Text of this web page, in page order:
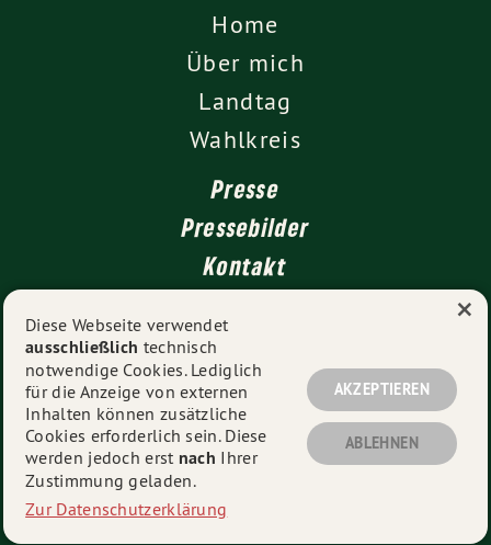
Home
Über mich
Landtag
Wahlkreis
Presse
Pressebilder
Kontakt
Impressum
Datenschutz
© 2026 Daniel Lede Abal MdL - Alle Rechte vorbehalten.
Diese Webseite verwendet
ausschließlich technisch
notwendige Cookies. Lediglich
für die Anzeige von externen
Inhalten können zusätzliche
Cookies erforderlich sein. Diese
werden jedoch erst nach Ihrer
Zustimmung geladen.
Zur Datenschutzerklärung
AKZEPTIEREN
ABLEHNEN
×